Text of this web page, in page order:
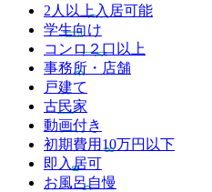
2人以上入居可能
学生向け
コンロ２口以上
事務所・店舗
戸建て
古民家
動画付き
初期費用10万円以下
即入居可
お風呂自慢